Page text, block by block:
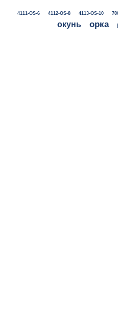
4111-OS-6 4112-OS-8 4113-OS-10
окунь орка